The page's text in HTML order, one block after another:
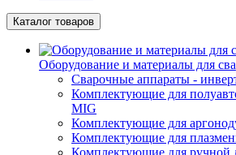
Каталог товаров
Оборудование и материалы для
Сварочные аппараты -
Комплектующие для
MIG
Комплектующие для
Комплектующие для
Комплектующие для ручной